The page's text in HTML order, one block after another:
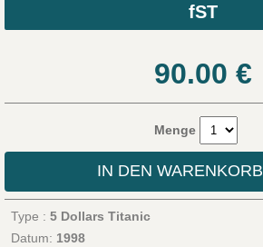
fST
90.00 €
Menge
IN DEN WARENKORB
Type : 5 Dollars Titanic
Datum: 1998